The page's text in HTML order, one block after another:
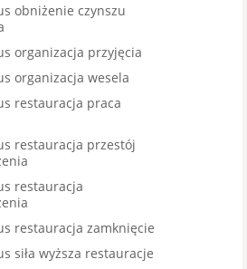
obniżenie czynszu
organizacja przyjęcia
organizacja wesela
restauracja praca
restauracja przestój
restauracja
restauracja zamknięcie
siła wyższa restauracje